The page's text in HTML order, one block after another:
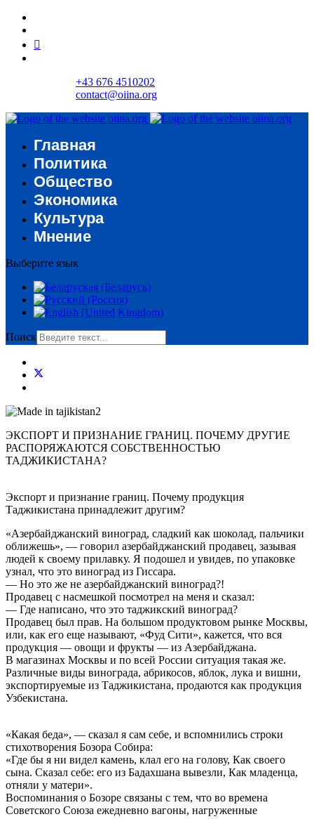
+43 676 4510202
contact@oiina.org
Главная
Политика
Общество
Экономика
Культура
Мнение
Выберите язык
Поиск
ЭКСПОРТ И ПРИЗНАНИЕ ГРАНИЦ. ПОЧЕМУ ДРУГИЕ
РАСПОРЯЖАЮТСЯ СОБСТВЕННОСТЬЮ
ТАДЖИКИСТАНА?
Экспорт и признание границ. Почему продукция
Таджикистана принадлежит другим?
«Азербайджанский виноград, сладкий как шоколад, пальчики
оближешь», — говорил азербайджанский продавец, зазывая
людей к своему прилавку. Я подошел и увидев, по упаковке
узнал, что это виноград из Гиссара.
— Но это же не азербайджанский виноград?!
Продавец с насмешкой посмотрел на меня и сказал:
— Где написано, что это таджикский виноград?
Продавец был прав. На большом продуктовом рынке Москвы,
или, как его еще называют, «Фуд Сити», кажется, что вся
продукция — овощи и фрукты — из Азербайджана.
В магазинах Москвы и по всей России ситуация такая же.
Различные виды винограда, абрикосов, яблок, лука и вишни,
экспортируемые из Таджикистана, продаются как продукция
Узбекистана.
«Какая беда», — сказал я сам себе, и вспомнились строки
стихотворения Бозора Собира:
«Где бы я ни видел камень, клал его на голову, Как своего
сына. Сказал себе: его из Бадахшана вывезли, Как младенца,
отняли у матери».
Воспоминания о Бозоре связаны с тем, что во времена
Советского Союза ежедневно вагоны, нагруженные